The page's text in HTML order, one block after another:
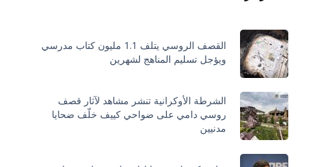
القصف الروسي يتلف 1.1 مليون كتاب مدرسي
ويؤجل تسليم المناهج لشهرين
الشرطة الأوكرانية تنشر مشاهد لآثار قصف
روسي دامي على ضواحي كييف خلّف ضحايا
مدنيين